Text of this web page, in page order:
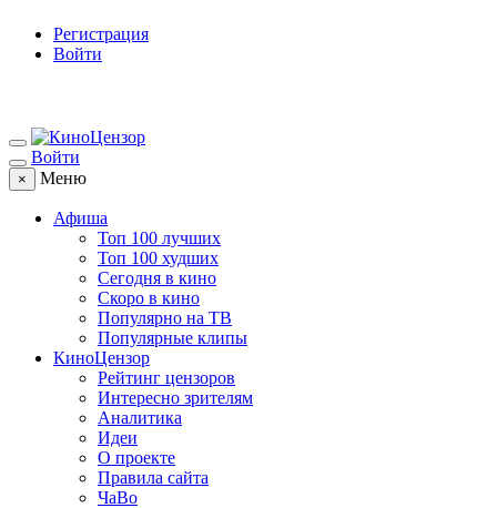
Регистрация
Войти
Войти
× Меню
Афиша
Топ 100 лучших
Топ 100 худших
Сегодня в кино
Скоро в кино
Популярно на ТВ
Популярные клипы
КиноЦензор
Рейтинг цензоров
Интересно зрителям
Аналитика
Идеи
О проекте
Правила сайта
ЧаВо